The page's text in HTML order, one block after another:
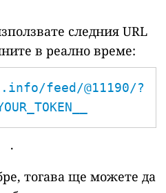
следния URL
в реално време:
feed/@11190/?
.
тогава ще можете да